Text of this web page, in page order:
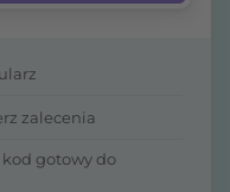
zalecenia
gotowy do